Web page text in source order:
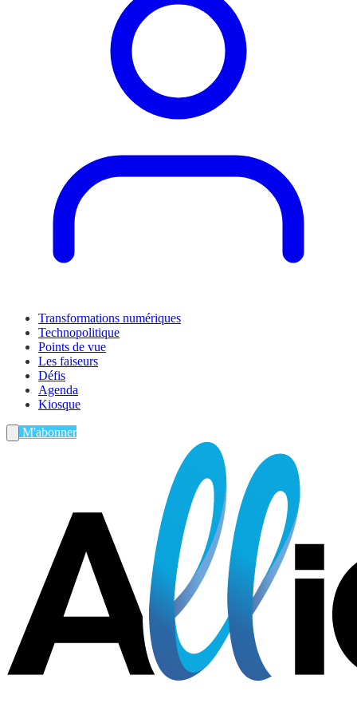
Transformations numériques
Technopolitique
Points de vue
Les faiseurs
Défis
Agenda
Kiosque
M'abonner